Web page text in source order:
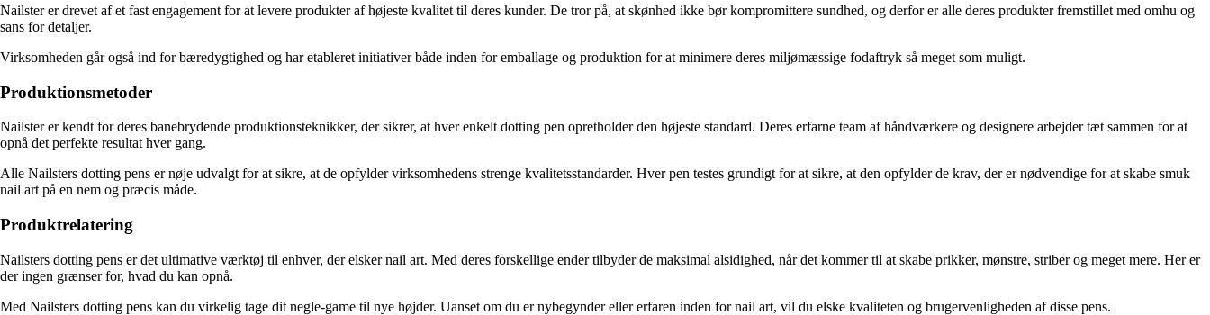
Nailster er drevet af et fast engagement for at levere produkter af højeste kvalitet til deres kunder. De tror på, at skønhed ikke bør kompromittere sundhed, og derfor er alle deres produkter fremstillet med omhu og
sans for detaljer.
Virksomheden går også ind for bæredygtighed og har etableret initiativer både inden for emballage og produktion for at minimere deres miljømæssige fodaftryk så meget som muligt.
Produktionsmetoder
Nailster er kendt for deres banebrydende produktionsteknikker, der sikrer, at hver enkelt dotting pen opretholder den højeste standard. Deres erfarne team af håndværkere og designere arbejder tæt sammen for at
opnå det perfekte resultat hver gang.
Alle Nailsters dotting pens er nøje udvalgt for at sikre, at de opfylder virksomhedens strenge kvalitetsstandarder. Hver pen testes grundigt for at sikre, at den opfylder de krav, der er nødvendige for at skabe smuk
nail art på en nem og præcis måde.
Produktrelatering
Nailsters dotting pens er det ultimative værktøj til enhver, der elsker nail art. Med deres forskellige ender tilbyder de maksimal alsidighed, når det kommer til at skabe prikker, mønstre, striber og meget mere. Her er
der ingen grænser for, hvad du kan opnå.
Med Nailsters dotting pens kan du virkelig tage dit negle-game til nye højder. Uanset om du er nybegynder eller erfaren inden for nail art, vil du elske kvaliteten og brugervenligheden af disse pens.